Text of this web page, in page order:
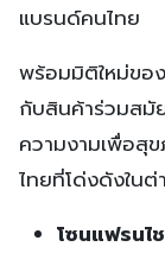
แบรนด์คนไทย
พร้อมมิติใหม่ขอ
กับสินค้าร่วมส
ความงามเพื่อสุ
ไทยที่โด่งดังในต่
โซนแฟรนไ